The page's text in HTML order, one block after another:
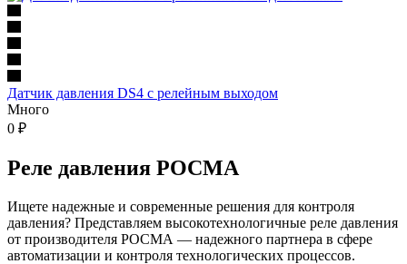
Датчик давления DS4 с релейным выходом
Много
0 ₽
Реле давления РОСМА
Ищете надежные и современные решения для контроля
давления? Представляем высокотехнологичные реле давления
от производителя РОСМА — надежного партнера в сфере
автоматизации и контроля технологических процессов.